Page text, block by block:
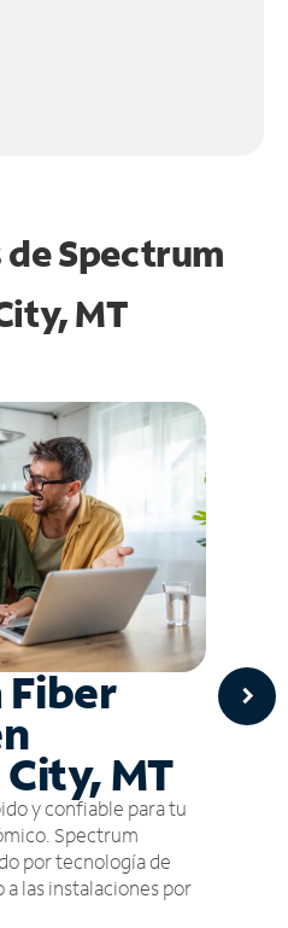
Spectrum
MT
Fiber
MT
y confiable para tu
Spectrum
por tecnología de
las instalaciones por